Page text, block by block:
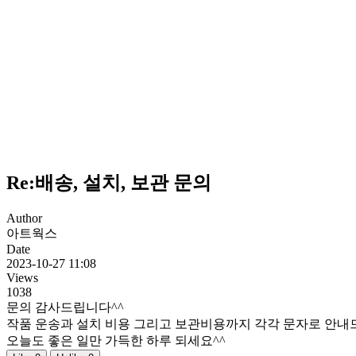
Re:배송, 설치, 보관 문의
Author
아트웍스
Date
2023-10-27 11:08
Views
1038
문의 감사드립니다^^
작품 운송과 설치 비용 그리고 보관비용까지 각각 문자로 안내
오늘도 좋은 일만 가득한 하루 되세요^^